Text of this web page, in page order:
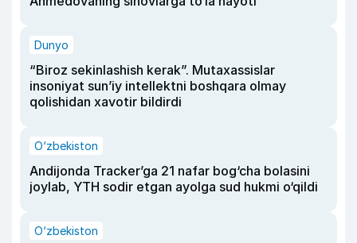
Dunyo
“Biroz sekinlashish kerak”. Mutaxassislar
insoniyat sun’iy intellektni boshqara olmay
qolishidan xavotir bildirdi
O‘zbekiston
Andijonda Tracker’ga 21 nafar bog‘cha bolasini
joylab, YTH sodir etgan ayolga sud hukmi o‘qildi
O‘zbekiston